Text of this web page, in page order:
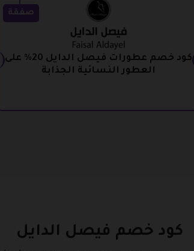
صفقة
كود خصم عطورات فيصل الدايل 20% على
العطور النسائية الجذابة
كود خصم فيصل الدايل